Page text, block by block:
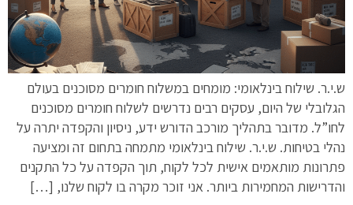
ש.י.ר. שילוח בינלאומי: מומחים במשלוח חומרים מסוכנים בעולם
הגלובלי של היום, עסקים רבים נדרשים לשלוח חומרים מסוכנים
לחו”ל. מדובר בתהליך מורכב הדורש ידע, ניסיון והקפדה יתרה על
נהלי בטיחות. ש.י.ר. שילוח בינלאומי מתמחה בתחום זה ומציעה
פתרונות מותאמים אישית לכל לקוח, תוך הקפדה על כל התקנים
והדרישות המחמירות ביותר. אני זוכר מקרה בו לקוח שלנו, […]